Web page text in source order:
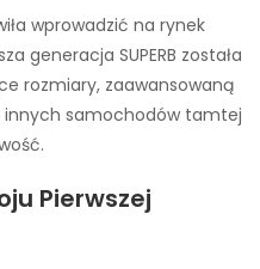
wprowadzić na rynek
generacja SUPERB została
rozmiary, zaawansowaną
innych samochodów tamtej
Pierwszej